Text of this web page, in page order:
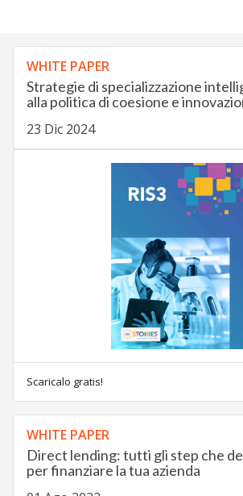
WHITE PAPER
Strategie di specializzazione
alla politica di coesione e
23 Dic 2024
Scaricalo gratis!
WHITE PAPER
Direct lending: tutti gli step che
per finanziare la tua azienda